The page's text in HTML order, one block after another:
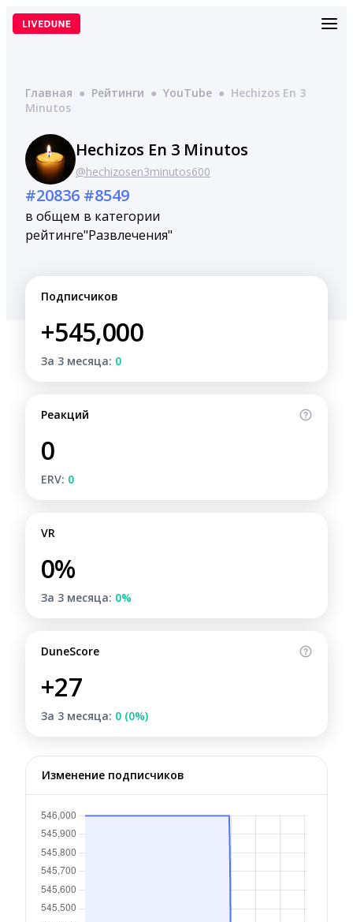
Перейти
Главная ● Рейтинги ● YouTube ● Hechizos En 3
Minutos
Hechizos En 3 Minutos
@hechizosen3minutos600
#20836
в общем
рейтинге
#8549
в категории
"Развлечения"
Подписчиков
+545,000
За 3 месяца: 0
Реакций
0
ERV: 0
VR
0%
За 3 месяца: 0%
DuneScore
+27
За 3 месяца: 0 (0%)
Изменение подписчиков